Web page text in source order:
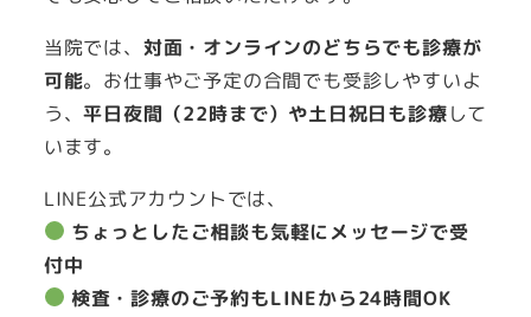
当院では、 対面・オンラインのどちらでも診療が
可能。お仕事やご予定の合間でも受診しやすいよ
う、平日夜間（22時まで）や土日祝日も診療して
います。
LINE公式アカウントでは、
ちょっとしたご相談も気軽にメッセージで受
付中
検査・診療のご予約もLINEから24時間OK